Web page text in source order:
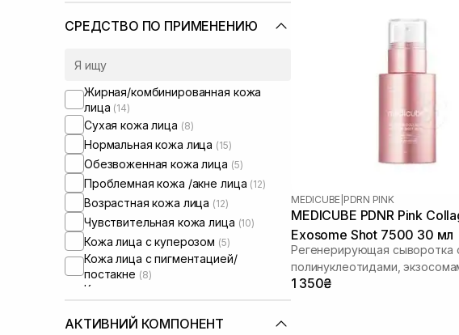
СРЕДСТВО ПО ПРИМЕНЕНИЮ
Жирная/комбинированная кожа
лица (14)
Сухая кожа лица (8)
Нормальная кожа лица (15)
Обезвоженная кожа лица (5)
Проблемная кожа /акне лица (12)
Возрастная кожа лица (12)
Чувствительная кожа лица (10)
Кожа лица с куперозом (5)
Кожа лица с пигментацией/
постакне (8)
Кожа лица с расширенными порами
Кожа лица с нарушенным
АКТИВНИЙ КОМПОНЕНТ
MEDICUBE PDRN PINK
MEDICUBE PDNR Pink
Exosome Shot 7500 30 мл
Регенерирующая сыворотка
полинуклеотидами,
спикулами
1 350₴